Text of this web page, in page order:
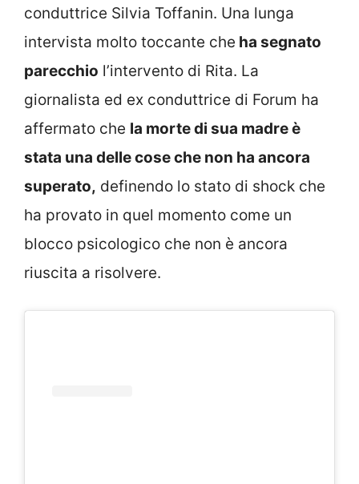
conduttrice Silvia Toffanin. Una lunga
intervista molto toccante che ha segnato
parecchio l’intervento di Rita. La
giornalista ed ex conduttrice di Forum ha
affermato che la morte di sua madre è
stata una delle cose che non ha ancora
superato, definendo lo stato di shock che
ha provato in quel momento come un
blocco psicologico che non è ancora
riuscita a risolvere.